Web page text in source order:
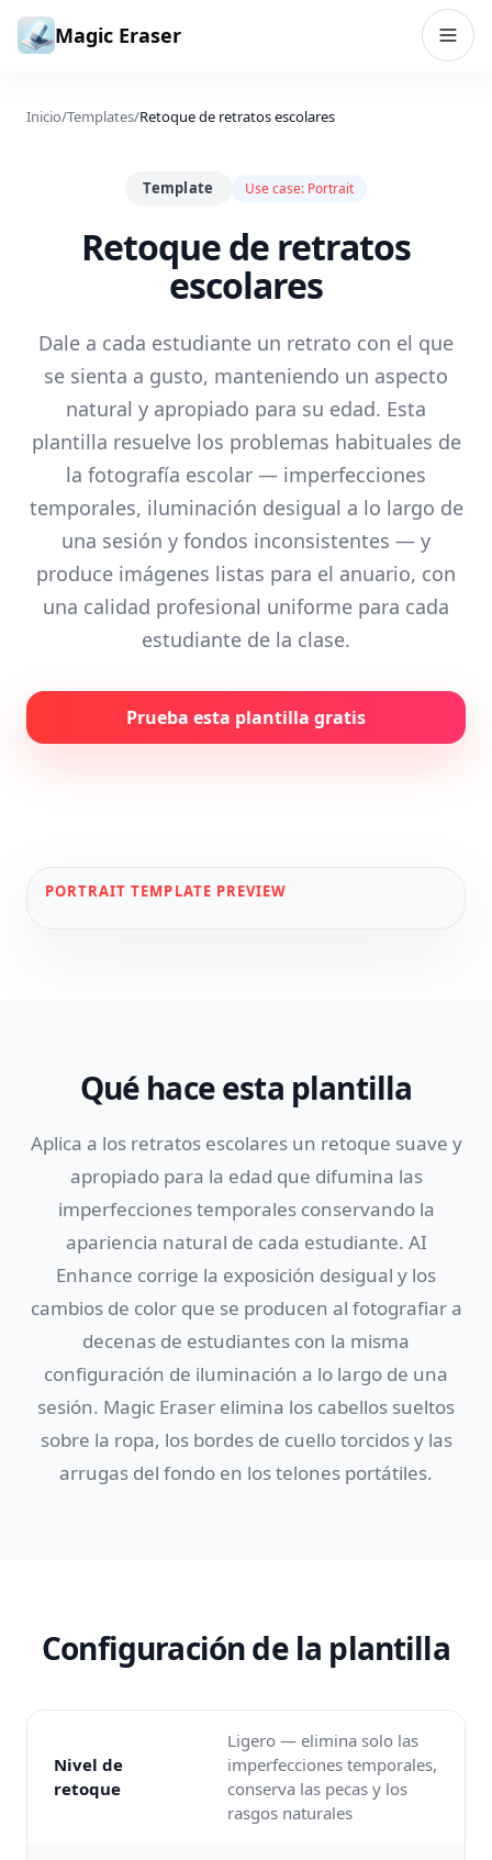
Saltar al contenido
Magic Eraser
Inicio/Templates/Retoque de retratos escolares
Template Use case: Portrait
Retoque de retratos
escolares
Dale a cada estudiante un retrato con el que
se sienta a gusto, manteniendo un aspecto
natural y apropiado para su edad. Esta
plantilla resuelve los problemas habituales de
la fotografía escolar — imperfecciones
temporales, iluminación desigual a lo largo de
una sesión y fondos inconsistentes — y
produce imágenes listas para el anuario, con
una calidad profesional uniforme para cada
estudiante de la clase.
Prueba esta plantilla gratis
PORTRAIT TEMPLATE PREVIEW
Qué hace esta plantilla
Aplica a los retratos escolares un retoque suave y
apropiado para la edad que difumina las
imperfecciones temporales conservando la
apariencia natural de cada estudiante. AI
Enhance corrige la exposición desigual y los
cambios de color que se producen al fotografiar a
decenas de estudiantes con la misma
configuración de iluminación a lo largo de una
sesión. Magic Eraser elimina los cabellos sueltos
sobre la ropa, los bordes de cuello torcidos y las
arrugas del fondo en los telones portátiles.
Configuración de la plantilla
Nivel de
retoque
Ligero — elimina solo las
imperfecciones temporales,
conserva las pecas y los
rasgos naturales